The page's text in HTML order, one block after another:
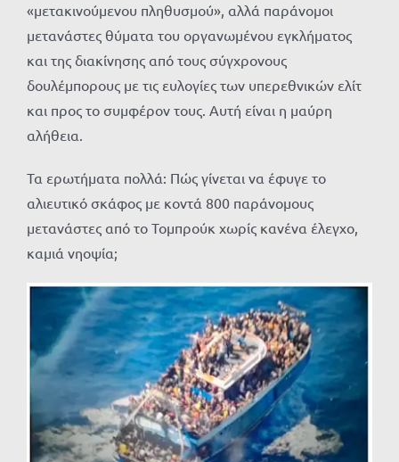
«μετακινούμενου πληθυσμού», αλλά παράνομοι
μετανάστες θύματα του οργανωμένου εγκλήματος
και της διακίνησης από τους σύγχρονους
δουλέμπορους με τις ευλογίες των υπερεθνικών ελίτ
και προς το συμφέρον τους. Αυτή είναι η μαύρη
αλήθεια.
Τα ερωτήματα πολλά: Πώς γίνεται να έφυγε το
αλιευτικό σκάφος με κοντά 800 παράνομους
μετανάστες από το Τομπρούκ χωρίς κανένα έλεγχο,
καμιά νηοψία;